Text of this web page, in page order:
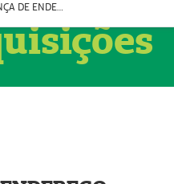
MUDANÇA DE ENDEREÇO - DIAGITAB SERVIÇOS MÉDICOS LTDA (54003267-5)